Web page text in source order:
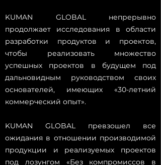
KUMAN GLOBAL непрерывно
продолжает исследования в области
разработки продуктов и проектов,
чтобы реализовать множество
успешных проектов в будущем под
дальновидным руководством своих
основателей, имеющих «30-летний
коммерческий опыт».
KUMAN GLOBAL превзошел все
ожидания в отношении производимой
продукции и реализуемых проектов
под лозунгом «Без компромиссов в